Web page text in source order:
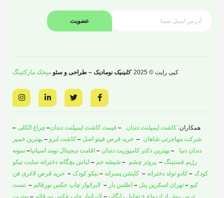
عضویت
کپی رایت © 2025 کلینیک نومادیک – طراحی و سئو میخک مارکتینگ
F
a
c
o
o
k
-
w
i
e
r
L
i
n
d
-
n
I
n
s
g
r
a
m
همکاران: کاشت ایمپلنت دندان – قیمت کاشت ایمپلنت دندان– چراغ الکلی –
شرکت مهاجرتی شاهان – خرید قرص فیتو اصل –کاشت ابرو – بهترین خمیر
دندان دنیا – بهترین دکتر کامپوزیت دندان – اقامت دیجیتال نومد اسپانیا– نمونه
رژیم فستینگ – پروتز چشم – شیشه خم – لباس بچگانه دخترانه سایت نیکو
کودک –کادو تولد دخترانه –کاپشن پسرانه – نیکو کودک – خرید قرص لاغری فن
کیو –تهران اسکرین پنل – اطلس بار – لابراتوار چاپ عکس نورقائم –تست
ترس پیش از ازدواج + تحلیل رایگان – لابراتوار چاپ عکس نورقائم – بهترین